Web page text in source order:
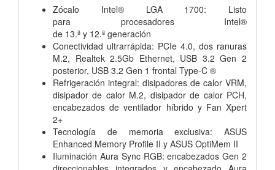
Zócalo Intel® LGA 1700: Listo
para procesadores Intel®
de 13.ª y 12.ª generación
Conectividad ultrarrápida: PCIe 4.0, dos ranuras
M.2, Realtek 2.5Gb Ethernet, USB 3.2 Gen 2
posterior, USB 3.2 Gen 1 frontal Type-C ®
Refrigeración integral: disipadores de calor VRM,
disipador de calor M.2, disipador de calor PCH,
encabezados de ventilador híbrido y Fan Xpert
2+
Tecnología de memoria exclusiva: ASUS
Enhanced Memory Profile II y ASUS OptiMem II
Iluminación Aura Sync RGB: encabezados Gen 2